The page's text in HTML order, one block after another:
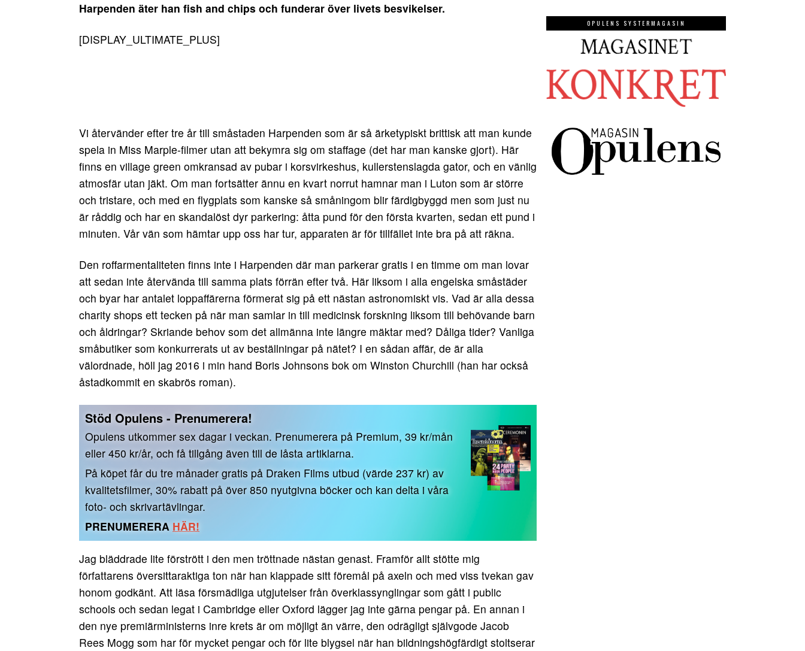
Harpenden äter han fish and chips och funderar över livets besvikelser.
[DISPLAY_ULTIMATE_PLUS]
Vi återvänder efter tre år till småstaden Harpenden som är så ärketypiskt brittisk att man kunde
spela in Miss Marple-filmer utan att bekymra sig om staffage (det har man kanske gjort). Här
finns en village green omkransad av pubar i korsvirkeshus, kullerstenslagda gator, och en vänlig
atmosfär utan jäkt. Om man fortsätter ännu en kvart norrut hamnar man i Luton som är större
och tristare, och med en flygplats som kanske så småningom blir färdigbyggd men som just nu
är råddig och har en skandalöst dyr parkering: åtta pund för den första kvarten, sedan ett pund i
minuten. Vår vän som hämtar upp oss har tur, apparaten är för tillfället inte bra på att räkna.
Den roffarmentaliteten finns inte i Harpenden där man parkerar gratis i en timme om man lovar
att sedan inte återvända till samma plats förrän efter två. Här liksom i alla engelska småstäder
och byar har antalet loppaffärerna förmerat sig på ett nästan astronomiskt vis. Vad är alla dessa
charity shops ett tecken på när man samlar in till medicinsk forskning liksom till behövande barn
och åldringar? Skriande behov som det allmänna inte längre mäktar med? Dåliga tider? Vanliga
småbutiker som konkurrerats ut av beställningar på nätet? I en sådan affär, de är alla
välordnade, höll jag 2016 i min hand Boris Johnsons bok om Winston Churchill (han har också
åstadkommit en skabrös roman).
Stöd Opulens - Prenumerera!
Opulens utkommer sex dagar i veckan. Prenumerera på Premium, 39 kr/mån
eller 450 kr/år, och få tillgång även till de låsta artiklarna.
På köpet får du tre månader gratis på Draken Films utbud (värde 237 kr) av
kvalitetsfilmer, 30% rabatt på över 850 nyutgivna böcker och kan delta i våra
foto- och skrivartävlingar.
PRENUMERERA HÄR!
Jag bläddrade lite förstrött i den men tröttnade nästan genast. Framför allt stötte mig
författarens översittaraktiga ton när han klappade sitt föremål på axeln och med viss tvekan gav
honom godkänt. Att läsa försmädliga utgjutelser från överklassynglingar som gått i public
schools och sedan legat i Cambridge eller Oxford lägger jag inte gärna pengar på. En annan i
den nye premiärministerns inre krets är om möjligt än värre, den odrägligt självgode Jacob
Rees Mogg som har för mycket pengar och för lite blygsel när han bildningshögfärdigt stoltserar
OPULENS SYSTERMAGASIN